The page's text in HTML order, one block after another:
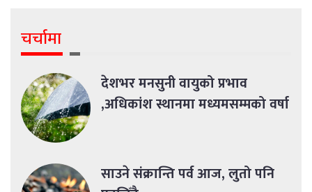
चर्चामा
देशभर मनसुनी वायुको प्रभाव
,अधिकांश स्थानमा मध्यमसम्मको वर्षा
साउने संक्रान्ति पर्व आज, लुतो पनि